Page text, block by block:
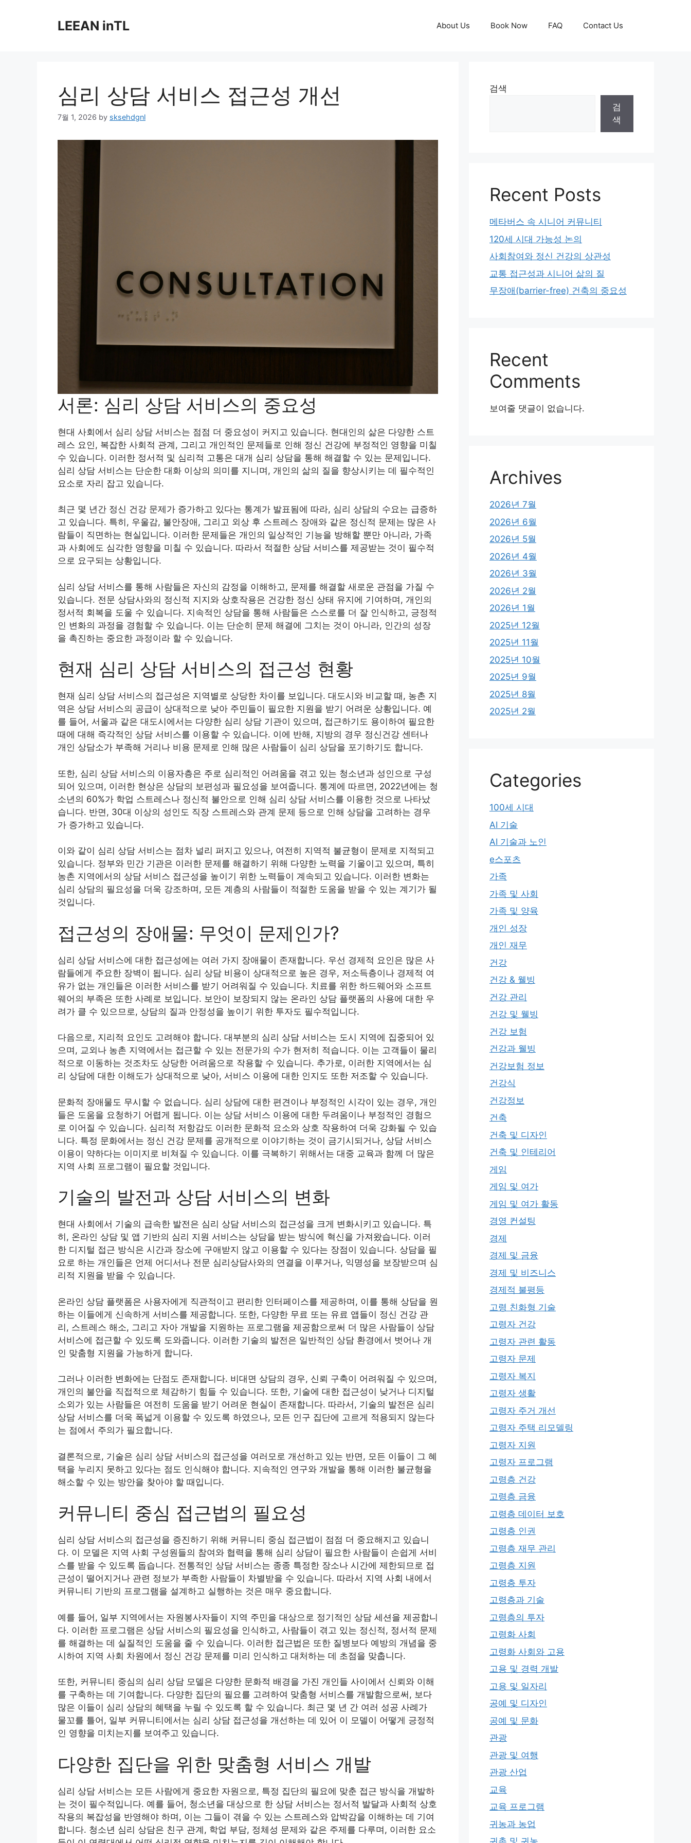
LEEAN inTL About Us Book Now FAQ Contact Us
심리 상담 서비스 접근성 개선
7월 1, 2026 by sksehdgnl
서론: 심리 상담 서비스의 중요성
현대 사회에서 심리 상담 서비스는 점점 더 중요성이 커지고 있습니다. 현대인의 삶은 다양한 스트
레스 요인, 복잡한 사회적 관계, 그리고 개인적인 문제들로 인해 정신 건강에 부정적인 영향을 미칠
수 있습니다. 이러한 정서적 및 심리적 고통은 대개 심리 상담을 통해 해결할 수 있는 문제입니다.
심리 상담 서비스는 단순한 대화 이상의 의미를 지니며, 개인의 삶의 질을 향상시키는 데 필수적인
요소로 자리 잡고 있습니다.
최근 몇 년간 정신 건강 문제가 증가하고 있다는 통계가 발표됨에 따라, 심리 상담의 수요는 급증하
고 있습니다. 특히, 우울감, 불안장애, 그리고 외상 후 스트레스 장애와 같은 정신적 문제는 많은 사
람들이 직면하는 현실입니다. 이러한 문제들은 개인의 일상적인 기능을 방해할 뿐만 아니라, 가족
과 사회에도 심각한 영향을 미칠 수 있습니다. 따라서 적절한 상담 서비스를 제공받는 것이 필수적
으로 요구되는 상황입니다.
심리 상담 서비스를 통해 사람들은 자신의 감정을 이해하고, 문제를 해결할 새로운 관점을 가질 수
있습니다. 전문 상담사와의 정신적 지지와 상호작용은 건강한 정신 상태 유지에 기여하며, 개인의
정서적 회복을 도울 수 있습니다. 지속적인 상담을 통해 사람들은 스스로를 더 잘 인식하고, 긍정적
인 변화의 과정을 경험할 수 있습니다. 이는 단순히 문제 해결에 그치는 것이 아니라, 인간의 성장
을 촉진하는 중요한 과정이라 할 수 있습니다.
현재 심리 상담 서비스의 접근성 현황
현재 심리 상담 서비스의 접근성은 지역별로 상당한 차이를 보입니다. 대도시와 비교할 때, 농촌 지
역은 상담 서비스의 공급이 상대적으로 낮아 주민들이 필요한 지원을 받기 어려운 상황입니다. 예
를 들어, 서울과 같은 대도시에서는 다양한 심리 상담 기관이 있으며, 접근하기도 용이하여 필요한
때에 대해 즉각적인 상담 서비스를 이용할 수 있습니다. 이에 반해, 지방의 경우 정신건강 센터나
개인 상담소가 부족해 거리나 비용 문제로 인해 많은 사람들이 심리 상담을 포기하기도 합니다.
또한, 심리 상담 서비스의 이용자층은 주로 심리적인 어려움을 겪고 있는 청소년과 성인으로 구성
되어 있으며, 이러한 현상은 상담의 보편성과 필요성을 보여줍니다. 통계에 따르면, 2022년에는 청
소년의 60%가 학업 스트레스나 정신적 불안으로 인해 심리 상담 서비스를 이용한 것으로 나타났
습니다. 반면, 30대 이상의 성인도 직장 스트레스와 관계 문제 등으로 인해 상담을 고려하는 경우
가 증가하고 있습니다.
이와 같이 심리 상담 서비스는 점차 널리 퍼지고 있으나, 여전히 지역적 불균형이 문제로 지적되고
있습니다. 정부와 민간 기관은 이러한 문제를 해결하기 위해 다양한 노력을 기울이고 있으며, 특히
농촌 지역에서의 상담 서비스 접근성을 높이기 위한 노력들이 계속되고 있습니다. 이러한 변화는
심리 상담의 필요성을 더욱 강조하며, 모든 계층의 사람들이 적절한 도움을 받을 수 있는 계기가 될
것입니다.
접근성의 장애물: 무엇이 문제인가?
심리 상담 서비스에 대한 접근성에는 여러 가지 장애물이 존재합니다. 우선 경제적 요인은 많은 사
람들에게 주요한 장벽이 됩니다. 심리 상담 비용이 상대적으로 높은 경우, 저소득층이나 경제적 여
유가 없는 개인들은 이러한 서비스를 받기 어려워질 수 있습니다. 치료를 위한 하드웨어와 소프트
웨어의 부족은 또한 사례로 보입니다. 보안이 보장되지 않는 온라인 상담 플랫폼의 사용에 대한 우
려가 클 수 있으므로, 상담의 질과 안정성을 높이기 위한 투자도 필수적입니다.
다음으로, 지리적 요인도 고려해야 합니다. 대부분의 심리 상담 서비스는 도시 지역에 집중되어 있
으며, 교외나 농촌 지역에서는 접근할 수 있는 전문가의 수가 현저히 적습니다. 이는 고객들이 물리
적으로 이동하는 것조차도 상당한 어려움으로 작용할 수 있습니다. 추가로, 이러한 지역에서는 심
리 상담에 대한 이해도가 상대적으로 낮아, 서비스 이용에 대한 인지도 또한 저조할 수 있습니다.
문화적 장애물도 무시할 수 없습니다. 심리 상담에 대한 편견이나 부정적인 시각이 있는 경우, 개인
들은 도움을 요청하기 어렵게 됩니다. 이는 상담 서비스 이용에 대한 두려움이나 부정적인 경험으
로 이어질 수 있습니다. 심리적 저항감도 이러한 문화적 요소와 상호 작용하여 더욱 강화될 수 있습
니다. 특정 문화에서는 정신 건강 문제를 공개적으로 이야기하는 것이 금기시되거나, 상담 서비스
이용이 약하다는 이미지로 비쳐질 수 있습니다. 이를 극복하기 위해서는 대중 교육과 함께 더 많은
지역 사회 프로그램이 필요할 것입니다.
기술의 발전과 상담 서비스의 변화
현대 사회에서 기술의 급속한 발전은 심리 상담 서비스의 접근성을 크게 변화시키고 있습니다. 특
히, 온라인 상담 및 앱 기반의 심리 지원 서비스는 상담을 받는 방식에 혁신을 가져왔습니다. 이러
한 디지털 접근 방식은 시간과 장소에 구애받지 않고 이용할 수 있다는 장점이 있습니다. 상담을 필
요로 하는 개인들은 언제 어디서나 전문 심리상담사와의 연결을 이루거나, 익명성을 보장받으며 심
리적 지원을 받을 수 있습니다.
온라인 상담 플랫폼은 사용자에게 직관적이고 편리한 인터페이스를 제공하며, 이를 통해 상담을 원
하는 이들에게 신속하게 서비스를 제공합니다. 또한, 다양한 무료 또는 유료 앱들이 정신 건강 관
리, 스트레스 해소, 그리고 자아 개발을 지원하는 프로그램을 제공함으로써 더 많은 사람들이 상담
서비스에 접근할 수 있도록 도와줍니다. 이러한 기술의 발전은 일반적인 상담 환경에서 벗어나 개
인 맞춤형 지원을 가능하게 합니다.
그러나 이러한 변화에는 단점도 존재합니다. 비대면 상담의 경우, 신뢰 구축이 어려워질 수 있으며,
개인의 불안을 직접적으로 체감하기 힘들 수 있습니다. 또한, 기술에 대한 접근성이 낮거나 디지털
소외가 있는 사람들은 여전히 도움을 받기 어려운 현실이 존재합니다. 따라서, 기술의 발전은 심리
상담 서비스를 더욱 폭넓게 이용할 수 있도록 하였으나, 모든 인구 집단에 고르게 적용되지 않는다
는 점에서 주의가 필요합니다.
결론적으로, 기술은 심리 상담 서비스의 접근성을 여러모로 개선하고 있는 반면, 모든 이들이 그 혜
택을 누리지 못하고 있다는 점도 인식해야 합니다. 지속적인 연구와 개발을 통해 이러한 불균형을
해소할 수 있는 방안을 찾아야 할 때입니다.
커뮤니티 중심 접근법의 필요성
심리 상담 서비스의 접근성을 증진하기 위해 커뮤니티 중심 접근법이 점점 더 중요해지고 있습니
다. 이 모델은 지역 사회 구성원들의 참여와 협력을 통해 심리 상담이 필요한 사람들이 손쉽게 서비
스를 받을 수 있도록 돕습니다. 전통적인 상담 서비스는 종종 특정한 장소나 시간에 제한되므로 접
근성이 떨어지거나 관련 정보가 부족한 사람들이 차별받을 수 있습니다. 따라서 지역 사회 내에서
커뮤니티 기반의 프로그램을 설계하고 실행하는 것은 매우 중요합니다.
예를 들어, 일부 지역에서는 자원봉사자들이 지역 주민을 대상으로 정기적인 상담 세션을 제공합니
다. 이러한 프로그램은 상담 서비스의 필요성을 인식하고, 사람들이 겪고 있는 정신적, 정서적 문제
를 해결하는 데 실질적인 도움을 줄 수 있습니다. 이러한 접근법은 또한 질병보다 예방의 개념을 중
시하여 지역 사회 차원에서 정신 건강 문제를 미리 인식하고 대처하는 데 초점을 맞춥니다.
또한, 커뮤니티 중심의 심리 상담 모델은 다양한 문화적 배경을 가진 개인들 사이에서 신뢰와 이해
를 구축하는 데 기여합니다. 다양한 집단의 필요를 고려하여 맞춤형 서비스를 개발함으로써, 보다
많은 이들이 심리 상담의 혜택을 누릴 수 있도록 할 수 있습니다. 최근 몇 년 간 여러 성공 사례가
물꼬를 틀어, 일부 커뮤니티에서는 심리 상담 접근성을 개선하는 데 있어 이 모델이 어떻게 긍정적
인 영향을 미치는지를 보여주고 있습니다.
다양한 집단을 위한 맞춤형 서비스 개발
심리 상담 서비스는 모든 사람에게 중요한 자원으로, 특정 집단의 필요에 맞춘 접근 방식을 개발하
는 것이 필수적입니다. 예를 들어, 청소년을 대상으로 한 상담 서비스는 정서적 발달과 사회적 상호
작용의 복잡성을 반영해야 하며, 이는 그들이 겪을 수 있는 스트레스와 압박감을 이해하는 데 기여
합니다. 청소년 심리 상담은 친구 관계, 학업 부담, 정체성 문제와 같은 주제를 다루며, 이러한 요소
검색
검
색
Recent Posts
메타버스 속 시니어 커뮤니티
120세 시대 가능성 논의
사회참여와 정신 건강의 상관성
교통 접근성과 시니어 삶의 질
무장애(barrier-free) 건축의 중요성
Recent
Comments
보여줄 댓글이 없습니다.
Archives
2026년 7월
2026년 6월
2026년 5월
2026년 4월
2026년 3월
2026년 2월
2026년 1월
2025년 12월
2025년 11월
2025년 10월
2025년 9월
2025년 8월
2025년 2월
Categories
100세 시대
AI 기술
AI 기술과 노인
e스포츠
가족
가족 및 사회
가족 및 양육
개인 성장
개인 재무
건강
건강 & 웰빙
건강 관리
건강 및 웰빙
건강 보험
건강과 웰빙
건강보험 정보
건강식
건강정보
건축
건축 및 디자인
건축 및 인테리어
게임
게임 및 여가
게임 및 여가 활동
경영 컨설팅
경제
경제 및 금융
경제 및 비즈니스
경제적 불평등
고령 친화형 기술
고령자 건강
고령자 관련 활동
고령자 문제
고령자 복지
고령자 생활
고령자 주거 개선
고령자 주택 리모델링
고령자 지원
고령자 프로그램
고령층 건강
고령층 금융
고령층 데이터 보호
고령층 인권
고령층 재무 관리
고령층 지원
고령층 투자
고령층과 기술
고령층의 투자
고령화 사회
고령화 사회와 고용
고용 및 경력 개발
고용 및 일자리
공예 및 디자인
공예 및 문화
관광
관광 및 여행
관광 산업
교육
교육 프로그램
귀농과 농업
귀촌 및 귀농